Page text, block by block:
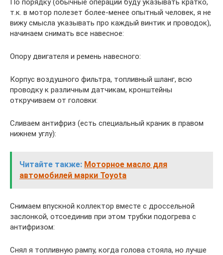
По порядку (обычные операции буду указывать кратко,
т.к. в мотор полезет более-менее опытный человек, я не
вижу смысла указывать про каждый винтик и проводок),
начинаем снимать все навесное:
Опору двигателя и ремень навесного:
Корпус воздушного фильтра, топливный шланг, всю
проводку к различным датчикам, кронштейны
откручиваем от головки:
Сливаем антифриз (есть специальный краник в правом
нижнем углу):
Читайте также: Моторное масло для
автомобилей марки Toyota
Снимаем впускной коллектор вместе с дроссельной
заслонкой, отсоединив при этом трубки подогрева с
антифризом:
Снял я топливную рампу, когда голова стояла, но лучше